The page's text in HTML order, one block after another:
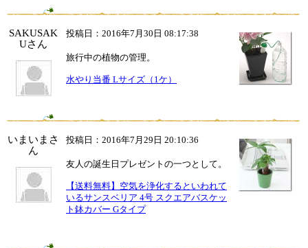
SAKUSAK
Uさん
投稿日：2016年7月30日 08:17:38
旅行中の植物の管理。
水やり当番 Lサイズ（1ケ）
いまいまさ
ん
投稿日：2016年7月29日 20:10:36
友人の誕生日プレゼントの一つとして。
【送料無料】空気を浄化するといわれて
いるサンスベリア 4号 スクエアバスケッ
ト鉢カバー Gタイプ